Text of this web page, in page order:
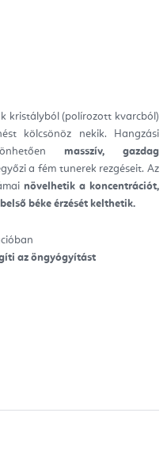
kristályból (polírozott kvarcból)
kölcsönöz nekik. Hangzási
masszív, gazdag
a fém tunerek rezgéseit. Az
növelhetik a koncentrációt,
béke érzését kelthetik.
az öngyógyítást